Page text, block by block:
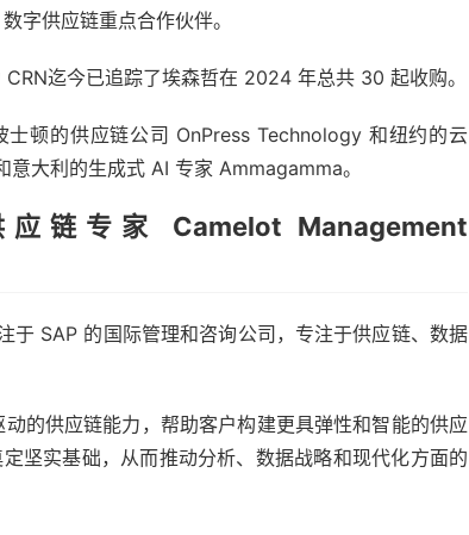
字供应链重点合作伙伴。
迄今已追踪了埃森哲在 2024 年总共 30 起收购。
顿的供应链公司 OnPress Technology 和纽约的云
大利的生成式 AI 专家 Ammagamma。
链专家 Camelot Management
SAP 的国际管理和咨询公司，专注于供应链、数据
动的供应链能力，帮助客户构建更具弹性和智能的供应
坚实基础，从而推动分析、数据战略和现代化方面的